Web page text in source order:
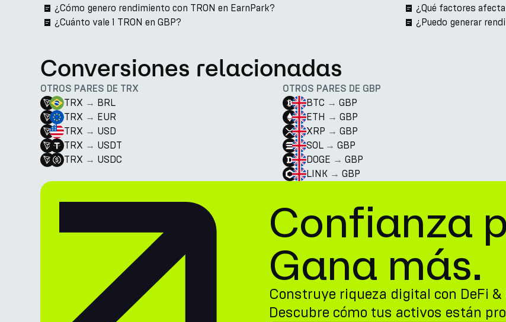
¿Cómo genero rendimiento con TRON en EarnPark?
¿Cuánto vale 1 TRON en GBP?
¿Qué factores
¿Puedo generar
Conversiones relacionadas
OTROS PARES DE TRX
TRX → BRL
TRX → EUR
TRX → USD
TRX → USDT
TRX → USDC
OTROS PARES DE GBP
BTC → GBP
ETH → GBP
XRP → GBP
SOL → GBP
DOGE → GBP
LINK → GBP
Confianza
Gana más.
Construye riqueza digital con DeFi &
Descubre cómo tus activos están